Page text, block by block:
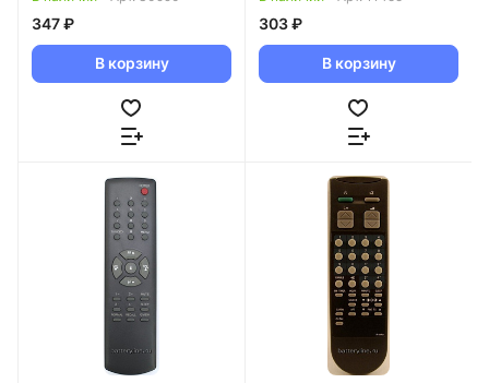
347 ₽
В корзину
303 ₽
В корзину